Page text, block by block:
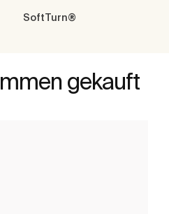
SoftTurn®
gekauft